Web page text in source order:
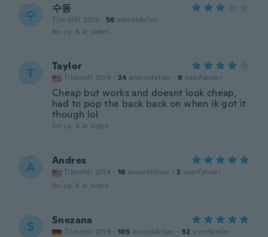
수 수동
Tilmeldt 2019 · 56 anmeldelser
for ca. 6 år siden
T Taylor
Tilmeldt 2019 · 24 anmeldelser · 9 overførsler
Cheap but works and doesnt look cheap,
had to pop the back back on when ik got it
though lol
for ca. 6 år siden
A Andres
Tilmeldt 2014 · 16 anmeldelser · 2 overførsler
for ca. 6 år siden
S Snezana
Tilmeldt 2019 · 103 anmeldelser · 52 overførsler